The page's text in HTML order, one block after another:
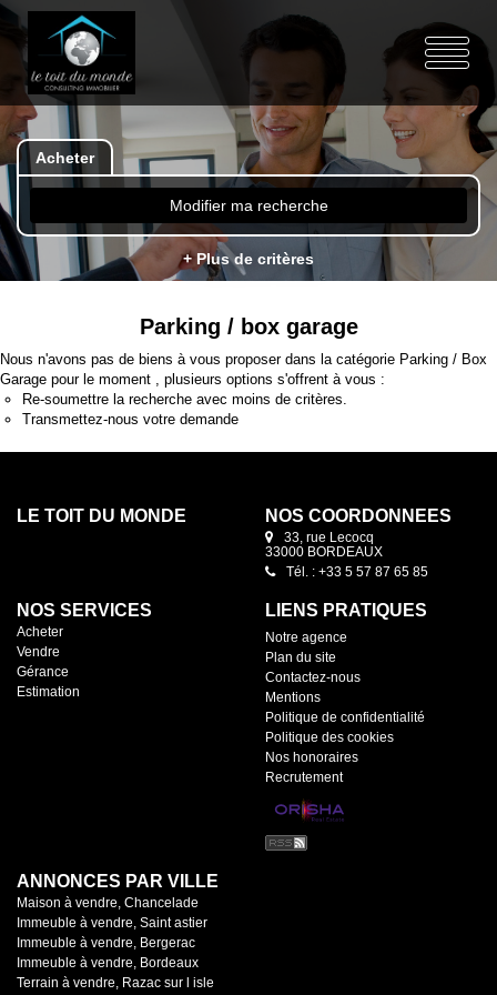
Acheter
Modifier ma recherche
+ Plus de critères
Parking / box garage
Nous n'avons pas de biens à vous proposer dans la catégorie Parking / Box
Garage pour le moment , plusieurs options s'offrent à vous :
Re-soumettre la recherche avec moins de critères.
Transmettez-nous votre demande
LE TOIT DU MONDE NOS COORDONNÉES
33, rue Lecocq
33000 BORDEAUX
Tél. : +33 5 57 87 65 85
NOS SERVICES
Acheter
Vendre
Gérance
Estimation
LIENS PRATIQUES
Notre agence
Plan du site
Contactez-nous
Mentions
Politique de confidentialité
Politique des cookies
Nos honoraires
Recrutement
ANNONCES PAR VILLE
Maison à vendre, Chancelade
Immeuble à vendre, Saint astier
Immeuble à vendre, Bergerac
Immeuble à vendre, Bordeaux
Terrain à vendre, Razac sur l isle